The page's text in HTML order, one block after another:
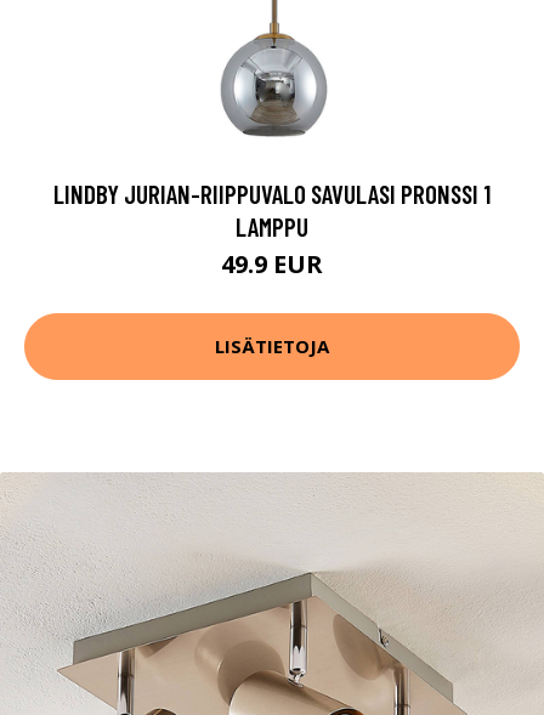
LINDBY JURIAN-RIIPPUVALO SAVULASI PRONSSI 1
LAMPPU
49.9 EUR
LISÄTIETOJA